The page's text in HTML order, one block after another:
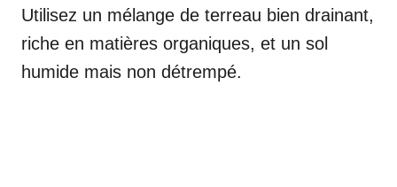
Utilisez un mélange de terreau bien drainant,
riche en matières organiques, et un sol
humide mais non détrempé.